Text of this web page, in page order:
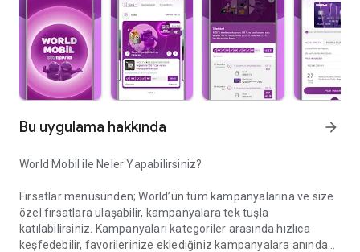
Bu uygulama hakkında arrow_forward
World Mobil ile Neler Yapabilirsiniz?
Fırsatlar menüsünden; World’ün tüm kampanyalarına ve size
özel fırsatlara ulaşabilir, kampanyalara tek tuşla
katılabilirsiniz. Kampanyaları kategoriler arasında hızlıca
keşfedebilir, favorilerinize eklediğiniz kampanyalara anında